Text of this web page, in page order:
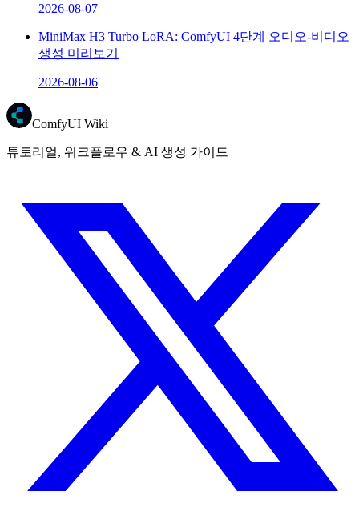
2026-08-07
MiniMax H3 Turbo LoRA: ComfyUI 4단계 오디오-비디오
생성 미리보기
2026-08-06
ComfyUI Wiki
튜토리얼, 워크플로우 & AI 생성 가이드